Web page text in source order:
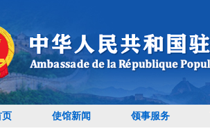
页 使馆新闻 领事服务